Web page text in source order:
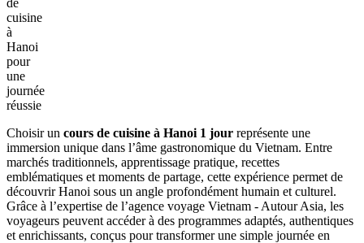
de
cuisine
à
Hanoi
pour
une
journée
réussie
Choisir un cours de cuisine à Hanoi 1 jour représente une
immersion unique dans l’âme gastronomique du Vietnam. Entre
marchés traditionnels, apprentissage pratique, recettes
emblématiques et moments de partage, cette expérience permet de
découvrir Hanoi sous un angle profondément humain et culturel.
Grâce à l’expertise de l’agence voyage Vietnam - Autour Asia, les
voyageurs peuvent accéder à des programmes adaptés, authentiques
et enrichissants, conçus pour transformer une simple journée en